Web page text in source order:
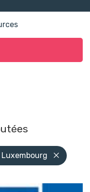
Luxembourg